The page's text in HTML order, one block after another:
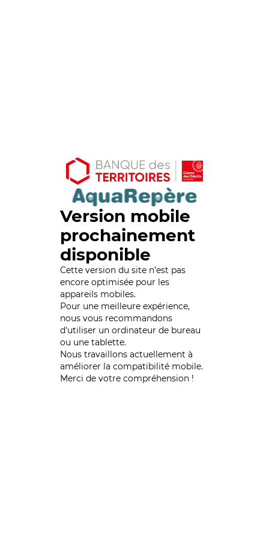
Version mobile
prochainement
disponible
Cette version du site n’est pas
encore optimisée pour les
appareils mobiles.
Pour une meilleure expérience,
nous vous recommandons
d'utiliser un ordinateur de bureau
ou une tablette.
Nous travaillons actuellement à
améliorer la compatibilité mobile.
Merci de votre compréhension !